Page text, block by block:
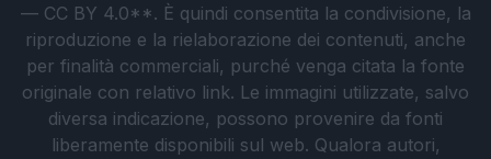
— CC BY 4.0**. È quindi consentita la condivisione, la
riproduzione e la rielaborazione dei contenuti, anche
per finalità commerciali, purché venga citata la fonte
originale con relativo link. Le immagini utilizzate, salvo
diversa indicazione, possono provenire da fonti
liberamente disponibili sul web. Qualora autori,